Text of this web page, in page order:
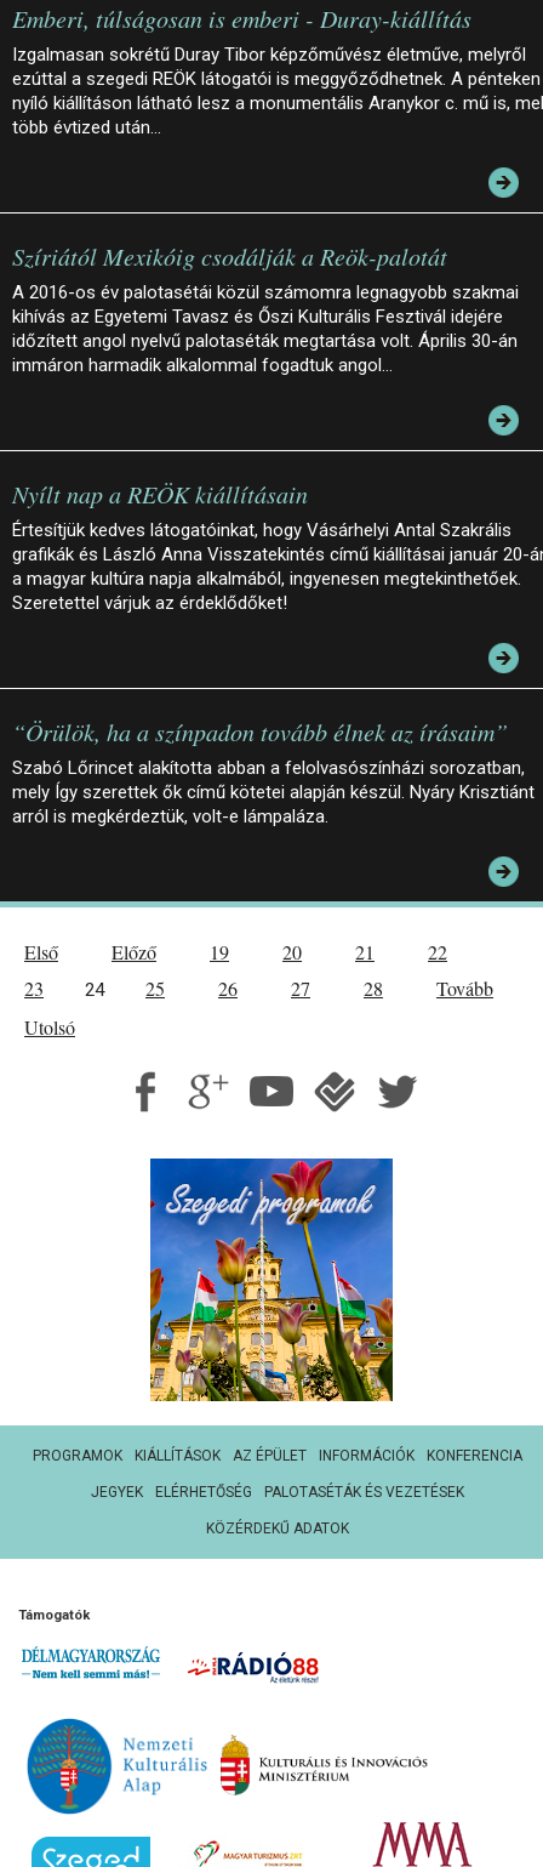
Emberi, túlságosan is emberi - Duray-kiállítás
Izgalmasan sokrétű Duray Tibor képzőművész életműve, melyről
ezúttal a szegedi REÖK látogatói is meggyőződhetnek. A pénteken
nyíló kiállításon látható lesz a monumentális Aranykor c. mű is,
több évtized után…
Szíriától Mexikóig csodálják a Reök-palotát
A 2016-os év palotasétái közül számomra legnagyobb szakmai
kihívás az Egyetemi Tavasz és Őszi Kulturális Fesztivál idejére
időzített angol nyelvű palotaséták megtartása volt. Április 30-án
immáron harmadik alkalommal fogadtuk angol…
Nyílt nap a REÖK kiállításain
Értesítjük kedves látogatóinkat, hogy Vásárhelyi Antal Szakrális
grafikák és László Anna Visszatekintés című kiállításai január 20-
a magyar kultúra napja alkalmából, ingyenesen megtekinthetőek.
Szeretettel várjuk az érdeklődőket!
“Örülök, ha a színpadon tovább élnek az írásaim”
Szabó Lőrincet alakította abban a felolvasószínházi sorozatban,
mely Így szerettek ők című kötetei alapján készül. Nyáry Krisztiánt
arról is megkérdeztük, volt-e lámpaláza.
Első Előző 19 20 21
22
23
24 25 26 27 28
Tovább
Utolsó
PROGRAMOK KIÁLLÍTÁSOK AZ ÉPÜLET INFORMÁCIÓK KONFERENCIA
JEGYEK ELÉRHETŐSÉG PALOTASÉTÁK ÉS VEZETÉSEK
KÖZÉRDEKŰ ADATOK
Támogatók